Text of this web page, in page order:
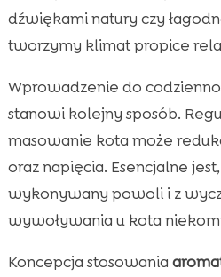
dźwiękami natury czy
tworzymy klimat propice
Wprowadzenie do
stanowi kolejny sposób.
masowanie kota może
oraz napięcia. Esencjalne
wykonywany powoli i z
wywoływania u kota
Koncepcja stosowania